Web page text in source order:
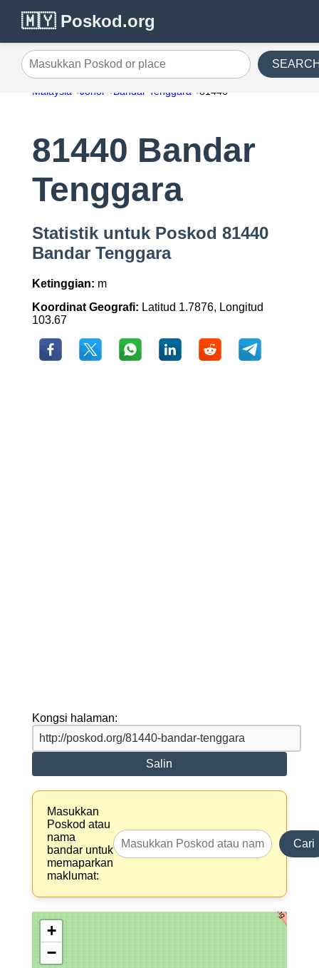
🇲🇾 Poskod.org
Masukkan Poskod or place
Malaysia Johor Bandar Tenggara 81440
81440 Bandar
Tenggara
Statistik untuk Poskod 81440
Bandar Tenggara
Ketinggian: m
Koordinat Geografi: Latitud 1.7876, Longitud
103.67
Kongsi halaman:
Salin
Masukkan
Poskod atau
nama
bandar untuk
memaparkan
maklumat:
Cari
+
−